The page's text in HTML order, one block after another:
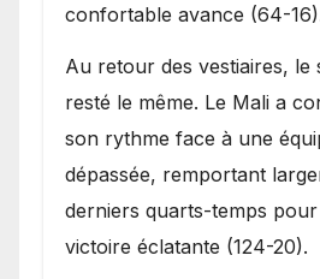
confortable avance (64-
Au retour des vestiaires, le
resté le même. Le Mali a
son rythme face à une
dépassée, remportant
derniers quarts-temps pour
victoire éclatante (124-20).